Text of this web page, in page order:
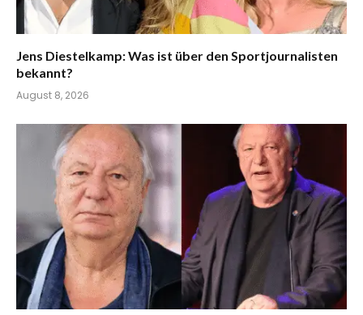
Jens Diestelkamp: Was ist über den Sportjournalisten
bekannt?
August 8, 2026